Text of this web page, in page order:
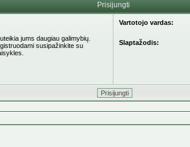
Prisijungti
jums daugiau galimybių.
susipažinkite su
Vartotojo vardas:
Slaptažodis: